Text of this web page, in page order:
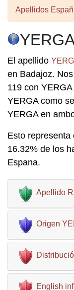
Apellidos
El apellido
en Badajoz.
119 con
YERGA como
YERGA en
Esto representa
16.32% de los
Espana.
Apellido
Origen
English